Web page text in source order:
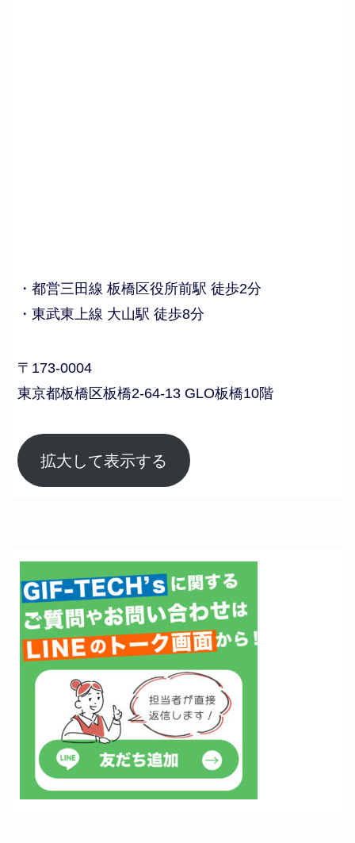
・都営三田線 板橋区役所前駅 徒歩2分
・東武東上線 大山駅 徒歩8分
〒173-0004
東京都板橋区板橋2-64-13 GLO板橋10階
拡大して表示する